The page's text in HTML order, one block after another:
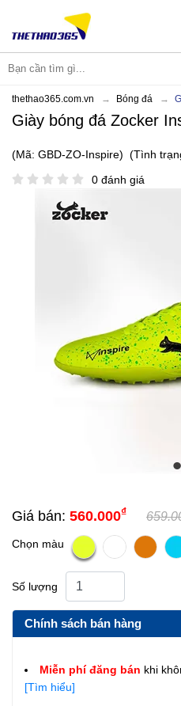
thethao365.com.vn Bóng đá
Giày bóng đá Zocker
(Mã: GBD-ZO-Inspire) (Tình
0 đánh giá
Giá bán: 560.000₫
Chọn màu
Số lượng
Chính sách bán hàng
Miễn phí đăng bán khi
[Tìm hiểu]